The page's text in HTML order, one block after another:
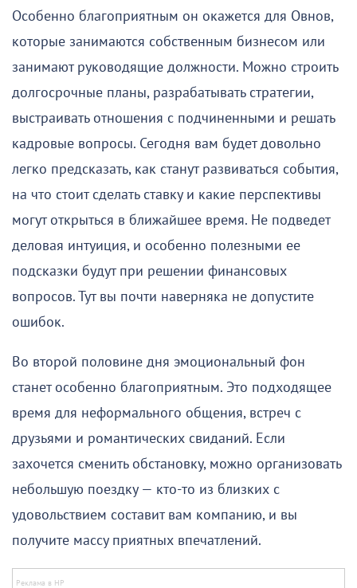
Особенно благоприятным он окажется для Овнов,
которые занимаются собственным бизнесом или
занимают руководящие должности. Можно строить
долгосрочные планы, разрабатывать стратегии,
выстраивать отношения с подчиненными и решать
кадровые вопросы. Сегодня вам будет довольно
легко предсказать, как станут развиваться события,
на что стоит сделать ставку и какие перспективы
могут открыться в ближайшее время. Не подведет
деловая интуиция, и особенно полезными ее
подсказки будут при решении финансовых
вопросов. Тут вы почти наверняка не допустите
ошибок.
Во второй половине дня эмоциональный фон
станет особенно благоприятным. Это подходящее
время для неформального общения, встреч с
друзьями и романтических свиданий. Если
захочется сменить обстановку, можно организовать
небольшую поездку — кто-то из близких с
удовольствием составит вам компанию, и вы
получите массу приятных впечатлений.